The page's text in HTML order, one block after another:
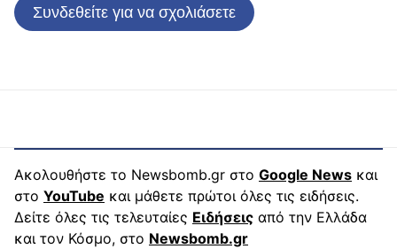
Συνδεθείτε για να σχολιάσετε
Ακολουθήστε το Newsbomb.gr στο Google News και
στο YouTube και μάθετε πρώτοι όλες τις ειδήσεις.
Δείτε όλες τις τελευταίες Ειδήσεις από την Ελλάδα
και τον Κόσμο, στο Newsbomb.gr